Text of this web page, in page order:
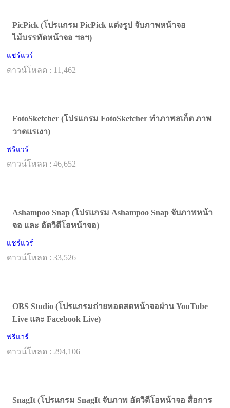
PicPick (โปรแกรม PicPick แต่งรูป จับภาพหน้าจอ
ไม้บรรทัดหน้าจอ ฯลฯ)
แชร์แวร์
ดาวน์โหลด : 11,462
FotoSketcher (โปรแกรม FotoSketcher ทำภาพสเก็ต ภาพ
วาดแรเงา)
ฟรีแวร์
ดาวน์โหลด : 46,652
Ashampoo Snap (โปรแกรม Ashampoo Snap จับภาพหน้า
จอ และ อัดวิดีโอหน้าจอ)
แชร์แวร์
ดาวน์โหลด : 33,526
OBS Studio (โปรแกรมถ่ายทอดสดหน้าจอผ่าน YouTube
Live และ Facebook Live)
ฟรีแวร์
ดาวน์โหลด : 294,106
SnagIt (โปรแกรม SnagIt จับภาพ อัดวิดีโอหน้าจอ สื่อการ